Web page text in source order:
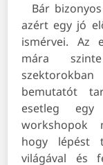
Bár
azért egy jó
ismérvei. Az
mára
bemutatót
esetleg
workshopok
hogy lépést
világával és